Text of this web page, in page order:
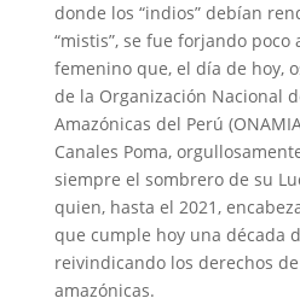
donde los “indios” debían
“mistis”, se fue forjando
femenino que, el día de hoy,
de la Organización Nacional
Amazónicas del Perú
Canales Poma,
siempre el sombrero de su
quien, hasta el 2021,
que cumple hoy una década
reivindicando los derechos
amazónicas.